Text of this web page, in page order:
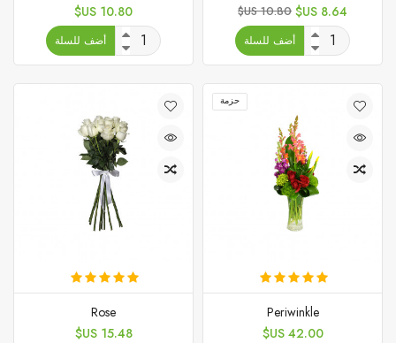
السعر
8.64 US$
السعر
الأساسي
10.80 US$
أضف للسلة
السعر
10.80 US$
أضف للسلة
حزمة
Periwinkle
السعر
42.00 US$
Rose
السعر
15.48 US$